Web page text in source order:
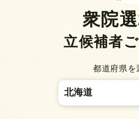
衆院
立候補者
都道府県を